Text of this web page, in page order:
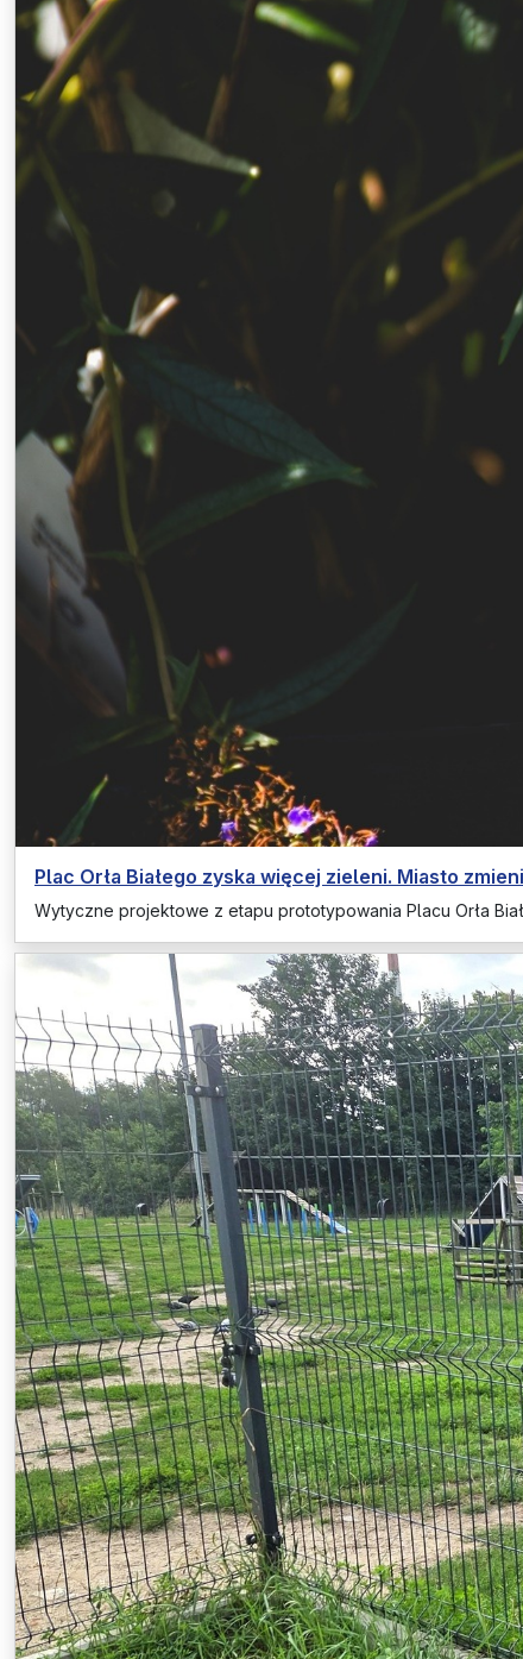
Plac Orła Białego zyska więcej zieleni. Miasto
Wytyczne projektowe z etapu prototypowania Placu Orła